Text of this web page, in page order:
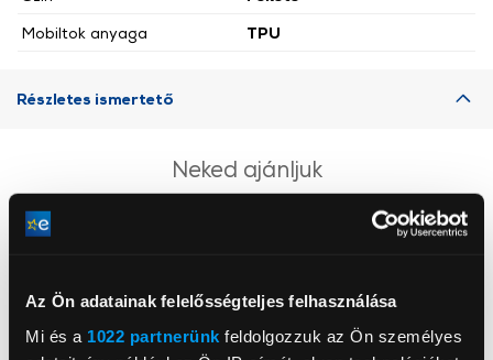
Az Ön adatainak felelősségteljes felhasználása
Mi és a 1022 partnerünk feldolgozzuk az Ön személyes
Mobiltok anyaga
TPU
Részletes ismertető
Neked ajánljuk